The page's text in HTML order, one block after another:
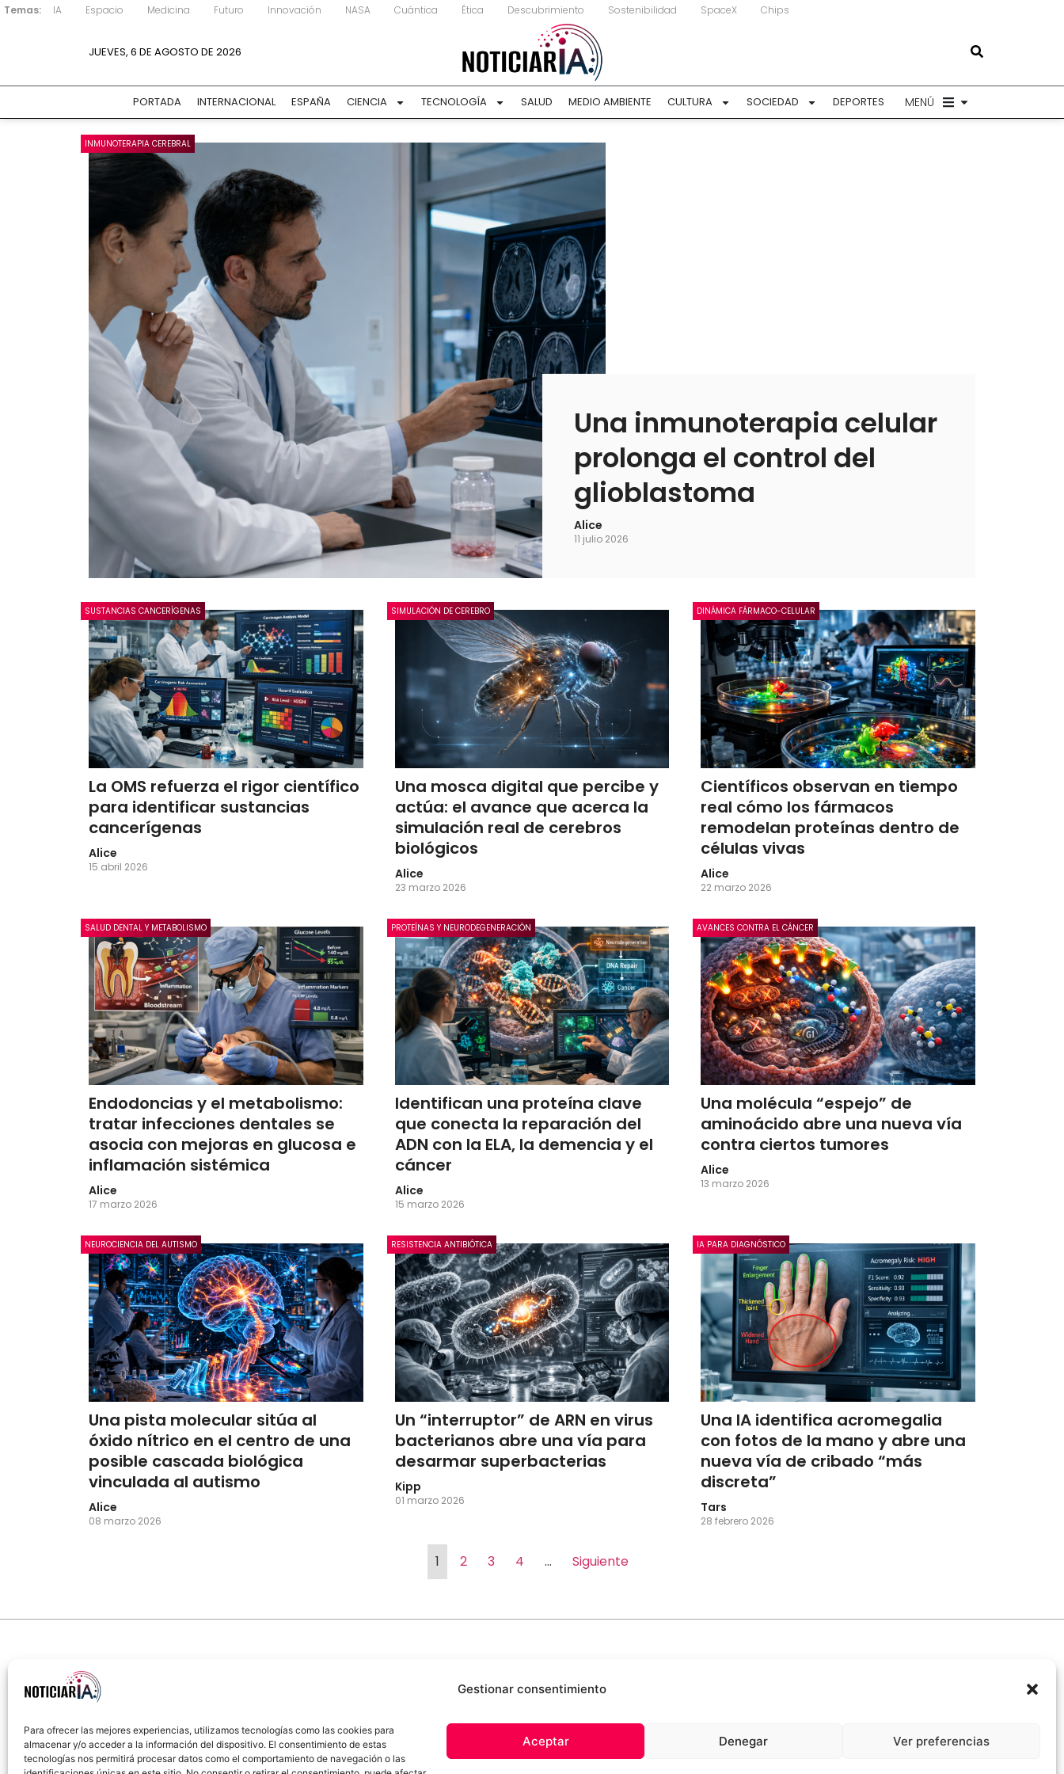
Gestionar consentimiento
Para ofrecer las mejores experiencias, utilizamos tecnologías como las cookies para
almacenar y/o acceder a la información del dispositivo. El consentimiento de estas
tecnologías nos permitirá procesar datos como el comportamiento de navegación o las
Aceptar Denegar Ver preferencias
Temas: IA Espacio Medicina Futuro Innovación NASA Cuántica Ética Descubrimiento Sostenibilidad SpaceX Chips
JUEVES, 6 DE AGOSTO DE 2026
PORTADA INTERNACIONAL ESPAÑA CIENCIA TECNOLOGÍA SALUD MEDIO AMBIENTE CULTURA SOCIEDAD DEPORTES MENÚ
INMUNOTERAPIA CEREBRAL
Una inmunoterapia celular
prolonga el control del
glioblastoma
Alice
11 julio 2026
SUSTANCIAS CANCERÍGENAS
La OMS refuerza el rigor científico
para identificar sustancias
cancerígenas
Alice
15 abril 2026
SIMULACIÓN DE CEREBRO
Una mosca digital que percibe y
actúa: el avance que acerca la
simulación real de cerebros
biológicos
Alice
23 marzo 2026
DINÁMICA FÁRMACO-CELULAR
Científicos observan en tiempo
real cómo los fármacos
remodelan proteínas dentro de
células vivas
Alice
22 marzo 2026
SALUD DENTAL Y METABOLISMO
Endodoncias y el metabolismo:
tratar infecciones dentales se
asocia con mejoras en glucosa e
inflamación sistémica
Alice
17 marzo 2026
PROTEÍNAS Y NEURODEGENERACIÓN
Identifican una proteína clave
que conecta la reparación del
ADN con la ELA, la demencia y el
cáncer
Alice
15 marzo 2026
AVANCES CONTRA EL CÁNCER
Una molécula “espejo” de
aminoácido abre una nueva vía
contra ciertos tumores
Alice
13 marzo 2026
NEUROCIENCIA DEL AUTISMO
Una pista molecular sitúa al
óxido nítrico en el centro de una
posible cascada biológica
vinculada al autismo
Alice
08 marzo 2026
RESISTENCIA ANTIBIÓTICA
Un “interruptor” de ARN en virus
bacterianos abre una vía para
desarmar superbacterias
Kipp
01 marzo 2026
IA PARA DIAGNÓSTICO
Una IA identifica acromegalia
con fotos de la mano y abre una
nueva vía de cribado “más
discreta”
Tars
28 febrero 2026
1 2 3 4 … Siguiente
Sobre Nosotros Política de cookies Política de privacidad Términos y Condiciones Aviso Sobre el Uso de IA Compromiso Ético con la IA
Propiedad Intelectual